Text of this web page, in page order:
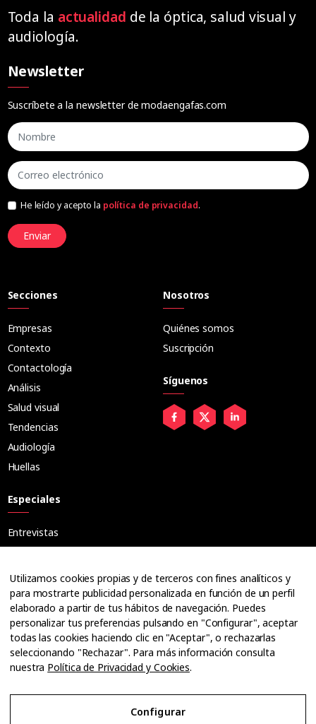
Toda la actualidad de la óptica, salud visual y
audiología.
Newsletter
Suscríbete a la newsletter de modaengafas.com
He leído y acepto la política de privacidad.
Enviar
Secciones
Empresas
Contexto
Contactología
Análisis
Salud visual
Tendencias
Audiología
Huellas
Especiales
Entrevistas
Ópticos
Cuadernos
Guías
Dossier
Anuarios
Ofertas de empleo
Nosotros
Quiénes somos
Suscripción
Síguenos
Utilizamos cookies propias y de terceros con fines analíticos y
para mostrarte publicidad personalizada en función de un perfil
elaborado a partir de tus hábitos de navegación. Puedes
personalizar tus preferencias pulsando en "Configurar", aceptar
todas las cookies haciendo clic en "Aceptar", o rechazarlas
seleccionando "Rechazar". Para más información consulta
nuestra Política de Privacidad y Cookies.
Configurar